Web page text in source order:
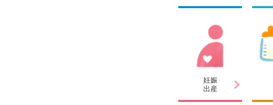
妊娠
出産